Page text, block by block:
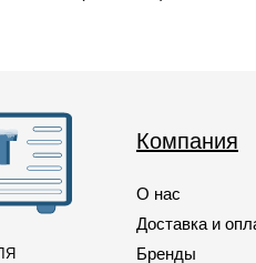
Компания
О нас
Доставка и
Бренды